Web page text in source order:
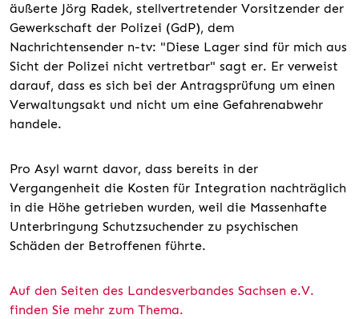
äußerte Jörg Radek, stellvertretender Vorsitzender der
Gewerkschaft der Polizei (GdP), dem
Nachrichtensender n-tv: "Diese Lager sind für mich aus
Sicht der Polizei nicht vertretbar" sagt er. Er verweist
darauf, dass es sich bei der Antragsprüfung um einen
Verwaltungsakt und nicht um eine Gefahrenabwehr
handele.
Pro Asyl warnt davor, dass bereits in der
Vergangenheit die Kosten für Integration nachträglich
in die Höhe getrieben wurden, weil die Massenhafte
Unterbringung Schutzsuchender zu psychischen
Schäden der Betroffenen führte.
Auf den Seiten des Landesverbandes Sachsen e.V.
finden Sie mehr zum Thema.